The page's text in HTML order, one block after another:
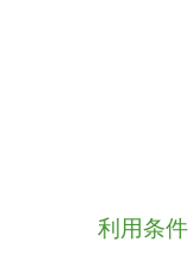
利用条